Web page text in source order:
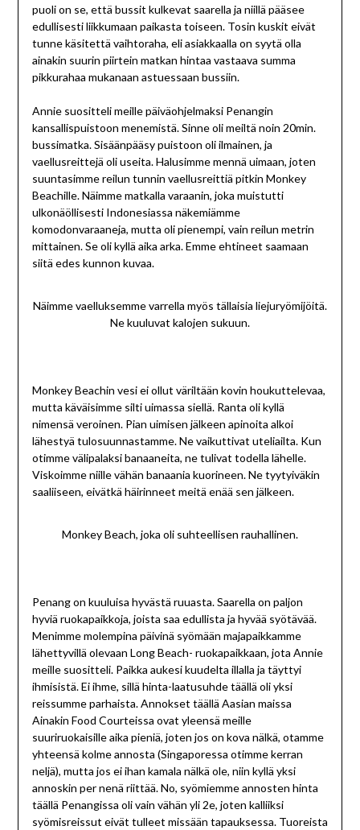
puoli on se, että bussit kulkevat saarella ja niillä pääsee
edullisesti liikkumaan paikasta toiseen. Tosin kuskit eivät
tunne käsitettä vaihtoraha, eli asiakkaalla on syytä olla
ainakin suurin piirtein matkan hintaa vastaava summa
pikkurahaa mukanaan astuessaan bussiin.
Annie suositteli meille päiväohjelmaksi Penangin
kansallispuistoon menemistä. Sinne oli meiltä noin 20min.
bussimatka. Sisäänpääsy puistoon oli ilmainen, ja
vaellusreittejä oli useita. Halusimme mennä uimaan, joten
suuntasimme reilun tunnin vaellusreittiä pitkin Monkey
Beachille. Näimme matkalla varaanin, joka muistutti
ulkonäöllisesti Indonesiassa näkemiämme
komodonvaraaneja, mutta oli pienempi, vain reilun metrin
mittainen. Se oli kyllä aika arka. Emme ehtineet saamaan
siitä edes kunnon kuvaa.
Näimme vaelluksemme varrella myös tällaisia liejuryömijöitä.
Ne kuuluvat kalojen sukuun.
Monkey Beachin vesi ei ollut väriltään kovin houkuttelevaa,
mutta käväisimme silti uimassa siellä. Ranta oli kyllä
nimensä veroinen. Pian uimisen jälkeen apinoita alkoi
lähestyä tulosuunnastamme. Ne vaikuttivat uteliailta. Kun
otimme välipalaksi banaaneita, ne tulivat todella lähelle.
Viskoimme niille vähän banaania kuorineen. Ne tyytyiväkin
saaliiseen, eivätkä häirinneet meitä enää sen jälkeen.
Monkey Beach, joka oli suhteellisen rauhallinen.
Penang on kuuluisa hyvästä ruuasta. Saarella on paljon
hyviä ruokapaikkoja, joista saa edullista ja hyvää syötävää.
Menimme molempina päivinä syömään majapaikkamme
lähettyvillä olevaan Long Beach- ruokapaikkaan, jota Annie
meille suositteli. Paikka aukesi kuudelta illalla ja täyttyi
ihmisistä. Ei ihme, sillä hinta-laatusuhde täällä oli yksi
reissumme parhaista. Annokset täällä Aasian maissa
Ainakin Food Courteissa ovat yleensä meille
suuriruokaisille aika pieniä, joten jos on kova nälkä, otamme
yhteensä kolme annosta (Singaporessa otimme kerran
neljä), mutta jos ei ihan kamala nälkä ole, niin kyllä yksi
annoskin per nenä riittää. No, syömiemme annosten hinta
täällä Penangissa oli vain vähän yli 2e, joten kalliiksi
syömisreissut eivät tulleet missään tapauksessa. Tuoreista